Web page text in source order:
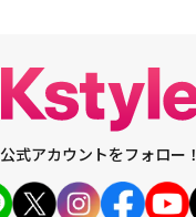
公式アカウントをフォロー！